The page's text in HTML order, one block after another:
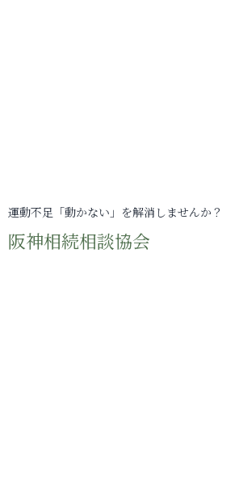
運動不足「動かない」を解消しませんか？
阪神相続相談協会